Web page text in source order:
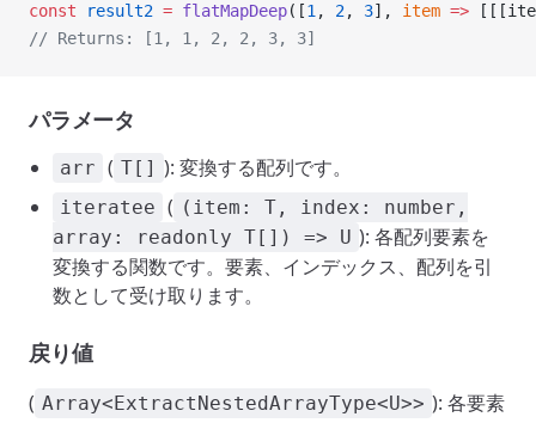
const result2 = flatMapDeep([1 , 2, 3], item =>
// Returns: [1, 1, 2, 2, 3, 3]
パラメータ
arr ( T[] ): 変換する配列です。
iteratee ( (item: T, index: number,
array: readonly T[]) => U ): 各配列要素を
変換する関数です。要素、インデックス、配列を引
数として受け取ります。
戻り値
( Array<ExtractNestedArrayType<U>> ): 各要素